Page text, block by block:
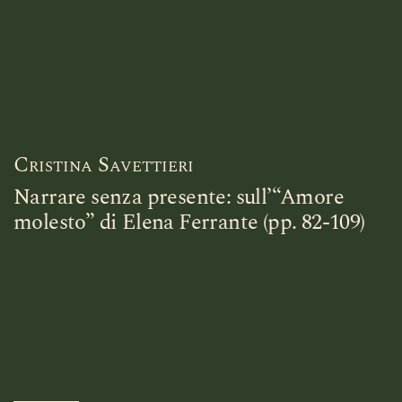
Cristina Savettieri
Narrare senza presente: sull’“Amore
molesto” di Elena Ferrante (pp. 82-109)